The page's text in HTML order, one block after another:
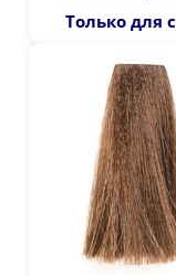
Только для